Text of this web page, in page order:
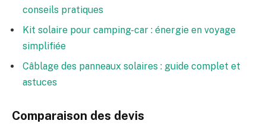
conseils pratiques
Kit solaire pour camping-car : énergie en voyage
simplifiée
Câblage des panneaux solaires : guide complet et
astuces
Comparaison des devis